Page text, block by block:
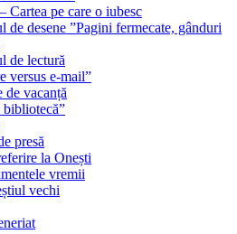
Cartea pe care o iubesc
de desene ”Pagini fermecate, gânduri
de lectură
versus e-mail”
de vacanță
presă
la Onești
vremii
vechi